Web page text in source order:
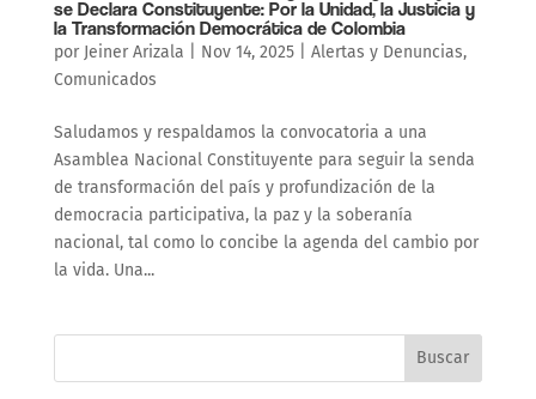
se Declara Constituyente: Por la Unidad, la Justicia y
la Transformación Democrática de Colombia
por Jeiner Arizala Nov 14, 2025| Alertas y Denuncias,
Comunicados
Saludamos y respaldamos la convocatoria a una
Asamblea Nacional Constituyente para seguir la senda
de transformación del país y profundización de la
democracia participativa, la paz y la soberanía
nacional, tal como lo concibe la agenda del cambio por
la vida. Una...
Buscar